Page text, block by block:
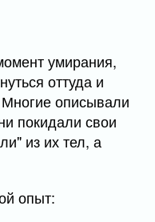
умирания,
оттуда и
Многие описывали
покидали свои
из их тел, а
опыт: